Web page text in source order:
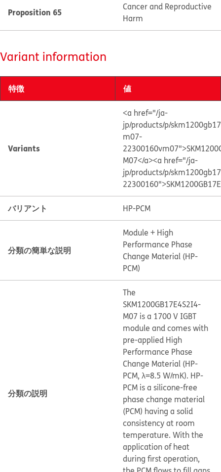
Proposition 65
Cancer and Reproductive
Harm
Variant information
特徴 値
Variants
<a href="/ja-
jp/products/p/
m07-
M07</a><a href="/ja-
jp/products/p/
バリアント HP-PCM
分類の簡単な説明
Module + High
Performance Phase
Change Material (HP-
PCM)
分類の説明
The
SKM1200GB17E4S2I4-
M07 is a 1700 V IGBT
module and comes with
pre-applied High
Performance Phase
Change Material (HP-
PCM, λ=8.5 W/mK). HP-
PCM is a silicone-free
phase change material
(PCM) having a solid
consistency at room
temperature. With the
application of heat
during first operation,